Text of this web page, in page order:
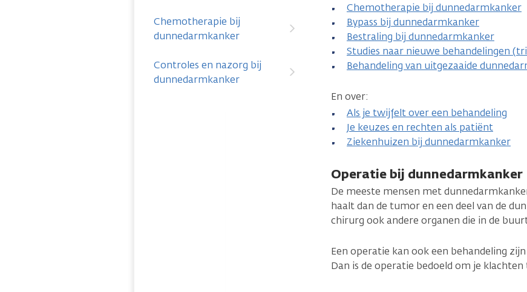
Chemotherapie bij
dunnedarmkanker
Controles en nazorg bij
dunnedarmkanker
Chemotherapie bij dunnedarmkanker
Bypass bij dunnedarmkanker
Bestraling bij dunnedarmkanker
Studies naar nieuwe behandelingen
Behandeling van uitgezaaide
En over:
Als je twijfelt over een behandeling
Je keuzes en rechten als patiënt
Ziekenhuizen bij dunnedarmkanker
Operatie bij dunnedarmkanker
De meeste mensen met
haalt dan de tumor en een deel van de
chirurg ook andere organen die in de
Een operatie kan ook een behandeling
Dan is de operatie bedoeld om je